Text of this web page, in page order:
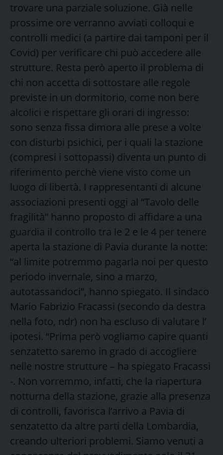
trovare una parziale soluzione. Già nelle
prossime ore verranno avviati colloqui e
controlli medici (a partire dai tamponi per il
Covid) per verificare chi può accedere alle
strutture. Resta però aperto il problema di
chi non accetta di sottostare alle regole
previste in un dormitorio, come non bere
alcolici e rispettare gli orari di ingresso:
sono senza fissa dimora alle prese a volte
con disturbi psichici, per i quali la stazione
(compresi i sottopassi) diventa un punto di
riferimento perchè viene visto come un
luogo di libertà. I rappresentanti di alcune
associazioni presenti oggi al “Tavolo delle
fragilità” hanno proposto di affidare a una
guardia il controllo tra le 2 e le 4 per tenere
aperta la stazione di Pavia durante la notte:
“al limite potremmo pagarla noi per questo
periodo invernale, sino a marzo,
autotassandoci”, hanno spiegato. Il sindaco
Mario Fabrizio Fracassi (secondo da destra
nella foto, ndr) non ha escluso di valutare l’
ipotesi. “Prima però vogliamo capire quanti
senzatetto saremo in grado di accogliere
nelle nostre strutture – ha spiegato Fracassi
-. Non vorremmo, infatti, che la riapertura
notturna della stazione, grazie alla presenza
di controlli, favorisca l’arrivo a Pavia di
senzatetto da altre parti della Lombardia,
creando ulteriori problemi. Siamo venuti a